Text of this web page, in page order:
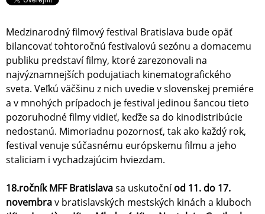
Medzinarodný filmový festival Bratislava bude opäť
bilancovať tohtoročnú festivalovú sezónu a domacemu
publiku predstaví filmy, ktoré zarezonovali na
najvýznamnejších podujatiach kinematografického
sveta. Veľkú väčšinu z nich uvedie v slovenskej premiére
a v mnohých prípadoch je festival jedinou šancou tieto
pozoruhodné filmy vidieť, keďže sa do kinodistribúcie
nedostanú. Mimoriadnu pozornosť, tak ako každý rok,
festival venuje súčasnému európskemu filmu a jeho
staliciam i vychadzajúcim hviezdam.
18.ročník MFF Bratislavasa uskutočníod 11. do 17.
novembrav bratislavských mestských kinách a kluboch